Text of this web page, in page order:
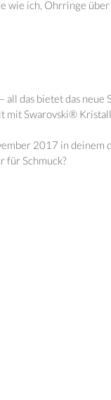
wie ich, Ohrringe
das bietet das neue
mit Swarovski®
2017 in
für Schmuck?